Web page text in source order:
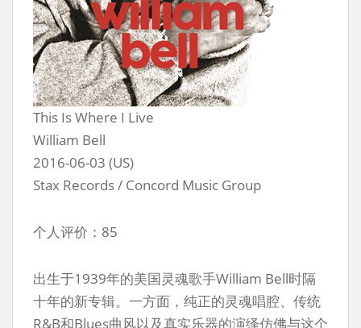
This Is Where I Live
William Bell
2016-06-03 (US)
Stax Records / Concord Music Group
个人评价：85
出生于1939年的美国灵魂歌手William Bell时隔
十年的新专辑。一方面，纯正的灵魂唱腔、传统
R&B和Blues曲风以及真实乐器的演绎仿佛与这个